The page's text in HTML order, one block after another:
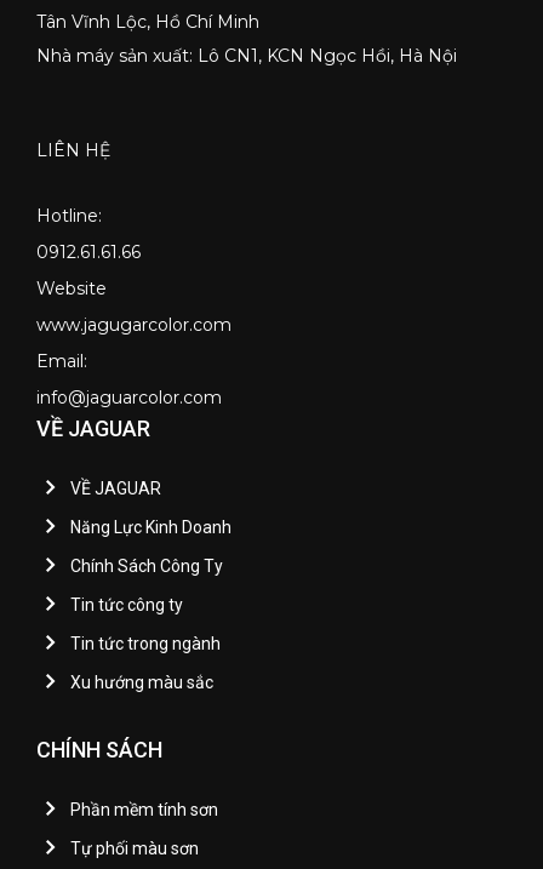
Tân Vĩnh Lộc, Hồ Chí Minh
Nhà máy sản xuất: Lô CN1, KCN Ngọc Hồi, Hà Nội
LIÊN HỆ
Hotline:
0912.61.61.66
Website
www.jagugarcolor.com
Email:
info@jaguarcolor.com
VỀ JAGUAR
VỀ JAGUAR
Năng Lực Kinh Doanh
Chính Sách Công Ty
Tin tức công ty
Tin tức trong ngành
Xu hướng màu sắc
CHÍNH SÁCH
Phần mềm tính sơn
Tự phối màu sơn